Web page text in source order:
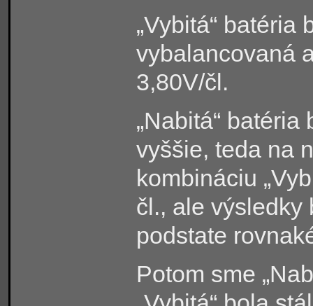
„Vybitá“
vybalancovaná
3,80V/čl.
„Nabitá“
vyššie, teda na
kombináciu
čl., ale výsledky
podstate
Potom sme